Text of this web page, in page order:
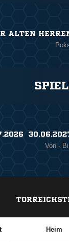
ALTEN
Von -
Heim